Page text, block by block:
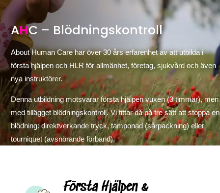
AHC – Blödningskontroll
About Human Care har över 30 års erfarenhet av att utbilda i
första hjälpen och HLR för allmänhet, företag, sjukvård och även
nya instruktörer.
Denna utbildning motsvarar första hjälpen vuxen (3 timmar), men
med tillägget blödningskontroll. Vi tittar då på tre sätt att stoppa en
blödning: direktverkande tryck, tamponad (sårpackning) eller
tourniquet (avsnörande förband).
Första Hjälpen &